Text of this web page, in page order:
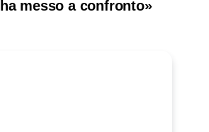
messo a confronto»